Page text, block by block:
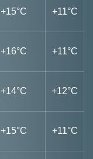
+15°C +11°C
+16°C +11°C
+14°C +12°C
+15°C +11°C